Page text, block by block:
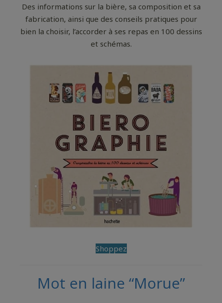
Des informations sur la bière, sa composition et sa
fabrication, ainsi que des conseils pratiques pour
bien la choisir, l’accorder à ses repas en 100 dessins
et schémas.
Shoppez
Mot en laine “Morue”